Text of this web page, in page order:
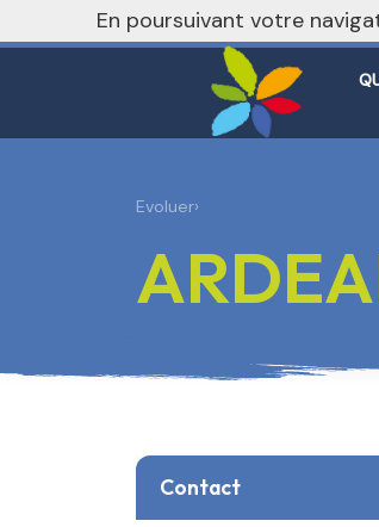
nivo_2026: 1
Evoluer›
Contact
En poursuivant votre